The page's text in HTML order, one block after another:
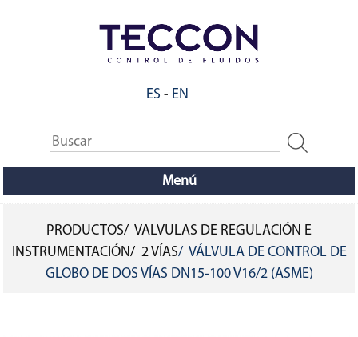
ES - EN
Menú
SOBRESCRIBIR
ENLACES
PRODUCTOS
VALVULAS DE REGULACIÓN E
INSTRUMENTACIÓN
2 VÍAS
VÁLVULA DE CONTROL DE
GLOBO DE DOS VÍAS DN15-100 V16/2 (ASME)